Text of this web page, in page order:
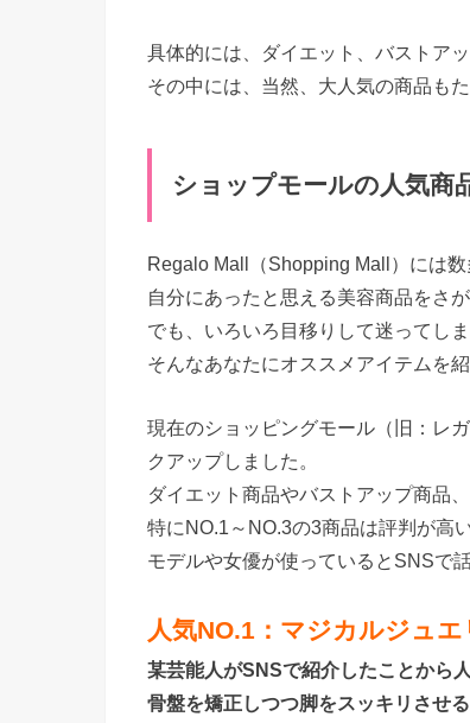
具体的には、ダイエット、バストア
その中には、当然、大人気の商品もた
ショップモールの人気商
Regalo Mall（Shopping Mall）には
自分にあったと思える美容商品をさ
でも、いろいろ目移りして迷ってしま
そんなあなたにオススメアイテムを紹
現在のショッピングモール（旧：レ
クアップしました。
ダイエット商品やバストアップ商品
特にNO.1～NO.3の3商品は評判が高い
モデルや女優が使っているとSNSで
人気NO.1：マジカルジュ
某芸能人がSNSで紹介したことから
骨盤を矯正しつつ脚をスッキリさせる